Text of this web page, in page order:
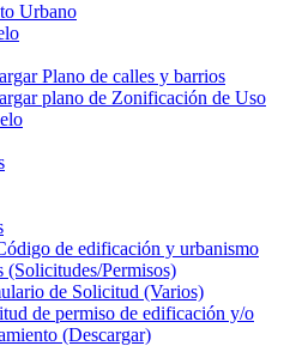
Urbano
Plano de calles y barrios
plano de Zonificación de Uso
de edificación y urbanismo
(Solicitudes/Permisos)
de Solicitud (Varios)
de permiso de edificación y/o
(Descargar)